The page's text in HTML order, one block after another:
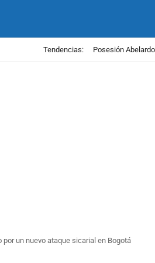
Tendencias: Posesión
por un nuevo ataque sicarial en Bogotá